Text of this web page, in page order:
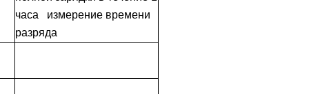
часа измерение времени
разряда